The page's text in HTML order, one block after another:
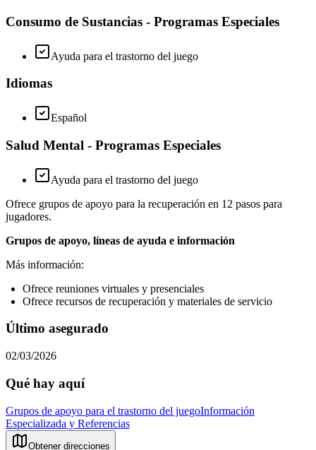
Consumo de Sustancias - Programas Especiales
Ayuda para el trastorno del juego
Idiomas
Español
Salud Mental - Programas Especiales
Ayuda para el trastorno del juego
Ofrece grupos de apoyo para la recuperación en 12 pasos para
jugadores.
Grupos de apoyo, líneas de ayuda e información
Más información:
Ofrece reuniones virtuales y presenciales
Ofrece recursos de recuperación y materiales de servicio
Último asegurado
02/03/2026
Qué hay aquí
Grupos de apoyo para el trastorno del juegoInformación
Especializada y Referencias
Obtener direcciones